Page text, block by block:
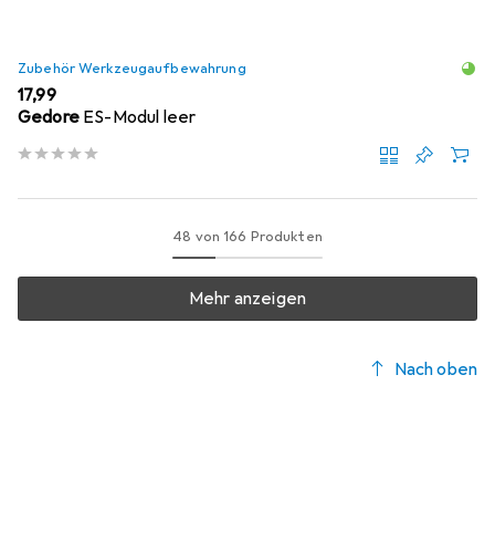
Zubehör Werkzeugaufbewahrung
EUR
17,99
Gedore ES-Modul leer
48 von 166 Produkten
Mehr anzeigen
Nach oben